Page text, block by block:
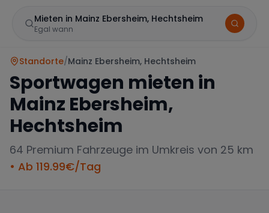
Mieten in Mainz Ebersheim, Hechtsheim
Egal wann
Marke
Standorte/Mainz Ebersheim, Hechtsheim
Sportwagen mieten in
Mainz Ebersheim,
Hechtsheim
64 Premium Fahrzeuge im Umkreis von 25 km
• Ab 119.99€/Tag